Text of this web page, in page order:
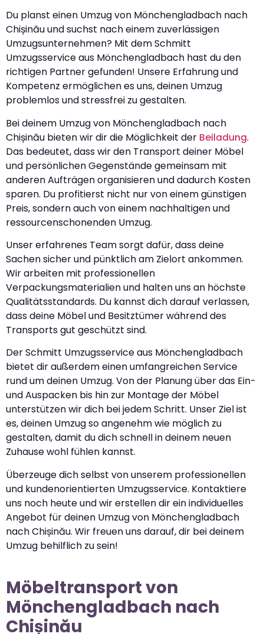
Du planst einen Umzug von Mönchengladbach nach
Chișinău und suchst nach einem zuverlässigen
Umzugsunternehmen? Mit dem Schmitt
Umzugsservice aus Mönchengladbach hast du den
richtigen Partner gefunden! Unsere Erfahrung und
Kompetenz ermöglichen es uns, deinen Umzug
problemlos und stressfrei zu gestalten.
Bei deinem Umzug von Mönchengladbach nach
Chișinău bieten wir dir die Möglichkeit der Beiladung.
Das bedeutet, dass wir den Transport deiner Möbel
und persönlichen Gegenstände gemeinsam mit
anderen Aufträgen organisieren und dadurch Kosten
sparen. Du profitierst nicht nur von einem günstigen
Preis, sondern auch von einem nachhaltigen und
ressourcenschonenden Umzug.
Unser erfahrenes Team sorgt dafür, dass deine
Sachen sicher und pünktlich am Zielort ankommen.
Wir arbeiten mit professionellen
Verpackungsmaterialien und halten uns an höchste
Qualitätsstandards. Du kannst dich darauf verlassen,
dass deine Möbel und Besitztümer während des
Transports gut geschützt sind.
Der Schmitt Umzugsservice aus Mönchengladbach
bietet dir außerdem einen umfangreichen Service
rund um deinen Umzug. Von der Planung über das Ein-
und Auspacken bis hin zur Montage der Möbel
unterstützen wir dich bei jedem Schritt. Unser Ziel ist
es, deinen Umzug so angenehm wie möglich zu
gestalten, damit du dich schnell in deinem neuen
Zuhause wohl fühlen kannst.
Überzeuge dich selbst von unserem professionellen
und kundenorientierten Umzugsservice. Kontaktiere
uns noch heute und wir erstellen dir ein individuelles
Angebot für deinen Umzug von Mönchengladbach
nach Chișinău. Wir freuen uns darauf, dir bei deinem
Umzug behilflich zu sein!
Möbeltransport von
Mönchengladbach nach
Chișinău